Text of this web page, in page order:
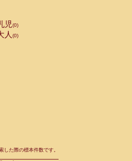
児(0)
人 (0)
た際の標本件数です。